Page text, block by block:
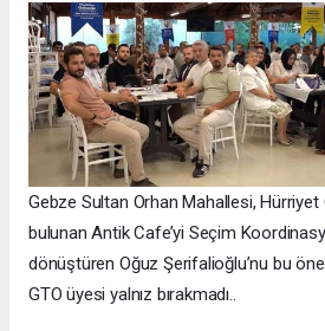
Gebze Sultan Orhan Mahallesi, Hürriyet
bulunan Antik Cafe’yi Seçim
dönüştüren Oğuz Şerifalioğlu’nu bu
GTO üyesi yalnız bırakmadı..